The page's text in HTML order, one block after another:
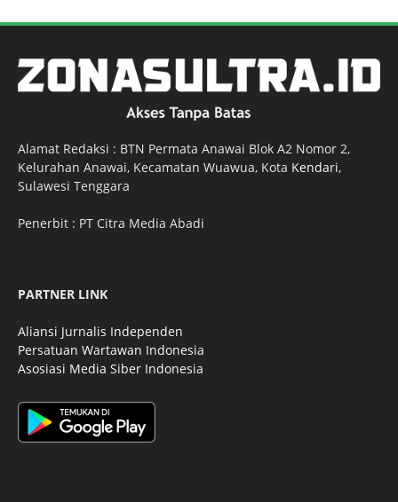
Alamat Redaksi : BTN Permata Anawai Blok A2 Nomor 2,
Kelurahan Anawai, Kecamatan Wuawua, Kota Kendari,
Sulawesi Tenggara
Penerbit : PT Citra Media Abadi
PARTNER LINK
Aliansi Jurnalis Independen
Persatuan Wartawan Indonesia
Asosiasi Media Siber Indonesia